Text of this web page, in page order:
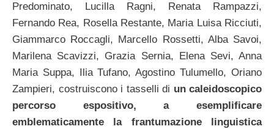
Predominato, Lucilla Ragni, Renata Rampazzi,
Fernando Rea, Rosella Restante, Maria Luisa Ricciuti,
Giammarco Roccagli, Marcello Rossetti, Alba Savoi,
Marilena Scavizzi, Grazia Sernia, Elena Sevi, Anna
Maria Suppa, Ilia Tufano, Agostino Tulumello, Oriano
Zampieri, costruiscono i tasselli di un caleidoscopico
percorso espositivo, a esemplificare
emblematicamente la frantumazione linguistica